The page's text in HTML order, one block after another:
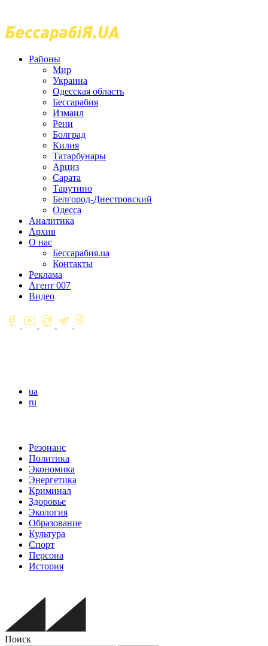
Районы
Мир
Украина
Одесская область
Бессарабия
Измаил
Рени
Болград
Килия
Татарбунары
Арциз
Сарата
Тарутино
Белгород-Днестровский
Одесса
Аналитика
Архив
О нас
Бессарабия.ua
Контакты
Реклама
Агент 007
Видео
ua
ru
Резонанс
Политика
Экономика
Энергетика
Криминал
Здоровье
Экология
Образование
Культура
Спорт
Персона
История
Поиск